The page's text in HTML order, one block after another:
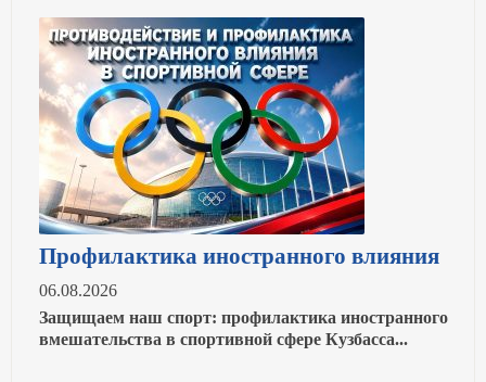
Профилактика иностранного влияния
06.08.2026
Защищаем наш спорт: профилактика иностранного
вмешательства в спортивной сфере Кузбасса...